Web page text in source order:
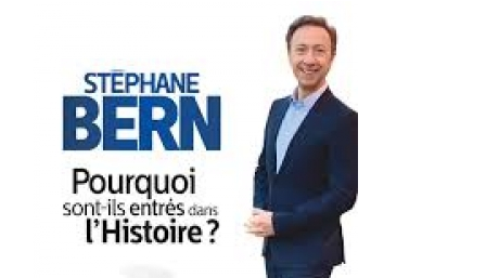
Autres civilisations
Thématiques